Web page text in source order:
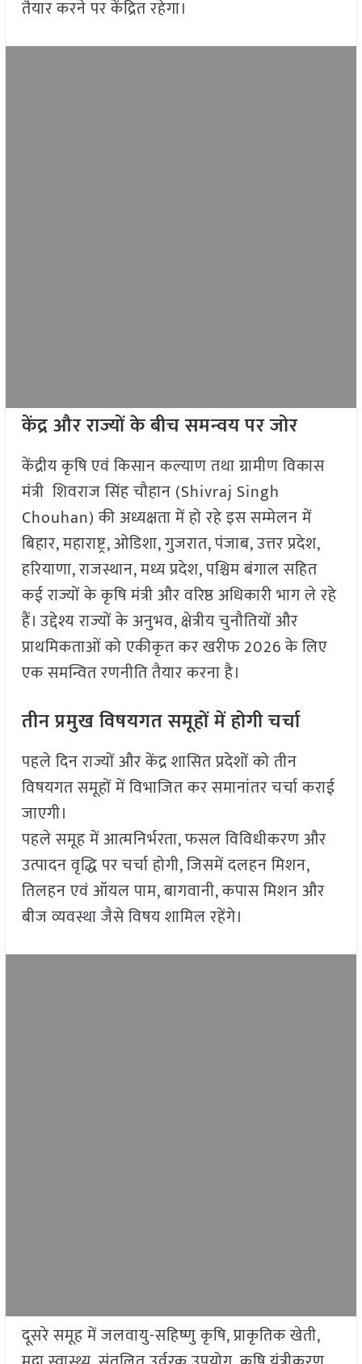
तैयार करने पर केंद्रित रहेगा।
केंद्र और राज्यों के बीच समन्वय पर जोर
केंद्रीय कृषि एवं किसान कल्याण तथा ग्रामीण विकास
मंत्री शिवराज सिंह चौहान (Shivraj Singh
Chouhan) की अध्यक्षता में हो रहे इस सम्मेलन में
बिहार, महाराष्ट्र, ओडिशा, गुजरात, पंजाब, उत्तर प्रदेश,
हरियाणा, राजस्थान, मध्य प्रदेश, पश्चिम बंगाल सहित
कई राज्यों के कृषि मंत्री और वरिष्ठ अधिकारी भाग ले रहे
हैं। उद्देश्य राज्यों के अनुभव, क्षेत्रीय चुनौतियों और
प्राथमिकताओं को एकीकृत कर खरीफ 2026 के लिए
एक समन्वित रणनीति तैयार करना है।
तीन प्रमुख विषयगत समूहों में होगी चर्चा
पहले दिन राज्यों और केंद्र शासित प्रदेशों को तीन
विषयगत समूहों में विभाजित कर समानांतर चर्चा कराई
जाएगी।
पहले समूह में आत्मनिर्भरता, फसल विविधीकरण और
उत्पादन वृद्धि पर चर्चा होगी, जिसमें दलहन मिशन,
तिलहन एवं ऑयल पाम, बागवानी, कपास मिशन और
बीज व्यवस्था जैसे विषय शामिल रहेंगे।
दूसरे समूह में जलवायु-सहिष्णु कृषि, प्राकृतिक खेती,